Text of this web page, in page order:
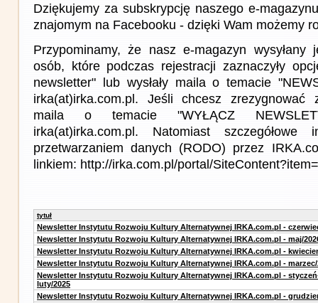
Dziękujemy za subskrypcję naszego e-
znajomym na Facebooku - dzięki Wam możemy
Przypominamy, że nasz e-magazyn
osób, które podczas rejestracji zaznaczyły
newsletter" lub wysłały maila o temacie
irka(at)irka.com.pl. Jeśli chcesz zrezygnować
maila o temacie "WYŁĄCZ
irka(at)irka.com.pl. Natomiast szczegółowe
przetwarzaniem danych (RODO) przez
linkiem: http://irka.com.pl/portal/
tytuł
Newsletter Instytutu Rozwoju Kultury Alternatywnej IRKA.com.pl -
Newsletter Instytutu Rozwoju Kultury Alternatywnej IRKA.com.pl - maj/
Newsletter Instytutu Rozwoju Kultury Alternatywnej IRKA.com.pl -
Newsletter Instytutu Rozwoju Kultury Alternatywnej IRKA.com.pl - marzec/
Newsletter Instytutu Rozwoju Kultury Alternatywnej IRKA.com.pl -
luty/2025
Newsletter Instytutu Rozwoju Kultury Alternatywnej IRKA.com.pl -